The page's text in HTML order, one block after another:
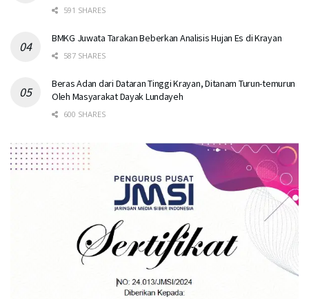
591 SHARES
BMKG Juwata Tarakan Beberkan Analisis Hujan Es di Krayan
587 SHARES
Beras Adan dari Dataran Tinggi Krayan, Ditanam Turun-temurun
Oleh Masyarakat Dayak Lundayeh
600 SHARES